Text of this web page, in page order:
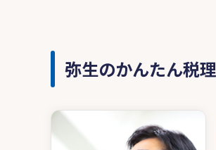
弥生のかんたん税